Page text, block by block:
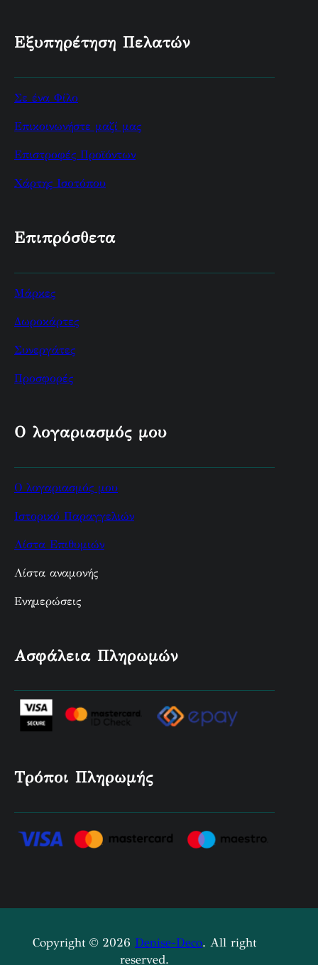
Εξυπηρέτηση Πελατών
Σε ένα Φίλο
Επικοινωνήστε μαζί μας
Επιστροφές Προϊόντων
Χάρτης Ισοτόπου
Επιπρόσθετα
Μάρκες
Δωροκάρτες
Συνεργάτες
Προσφορές
Ο λογαριασμός μου
Ο λογαριασμός μου
Ιστορικό Παραγγελιών
Λίστα Επιθυμιών
Λίστα αναμονής
Ενημερώσεις
Ασφάλεια Πληρωμών
Τρόποι Πληρωμής
Copyright © 2026 Denise-Deco. All right
reserved.